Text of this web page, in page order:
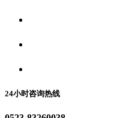
24小时咨询热线